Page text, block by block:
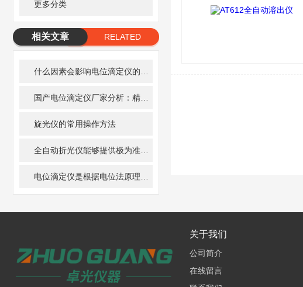
更多分类
相关文章
RELATED
旋光仪的常用操作方法
关于我们
公司简介
在线留言